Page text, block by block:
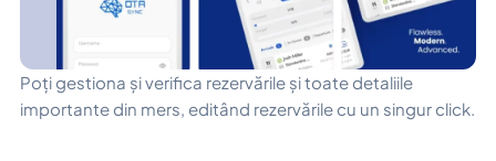
Poți gestiona și verifica rezervările și toate detaliile
importante din mers, editând rezervările cu un singur click.